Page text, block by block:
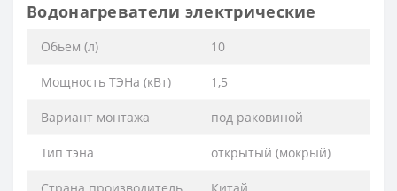
Водонагреватели электрические
Обьем (л) 10
Мощность ТЭНа (кВт) 1,5
Вариант монтажа под раковиной
Тип тэна открытый (мокрый)